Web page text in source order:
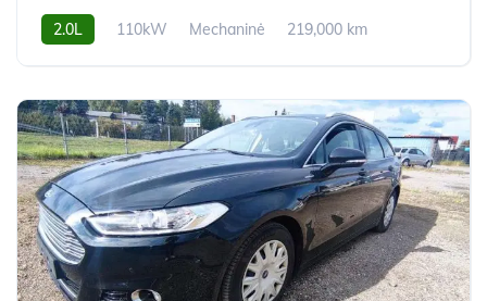
2.0L 110kW Mechaninė
219,000 km